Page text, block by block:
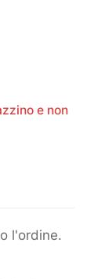
e non
l'ordine.